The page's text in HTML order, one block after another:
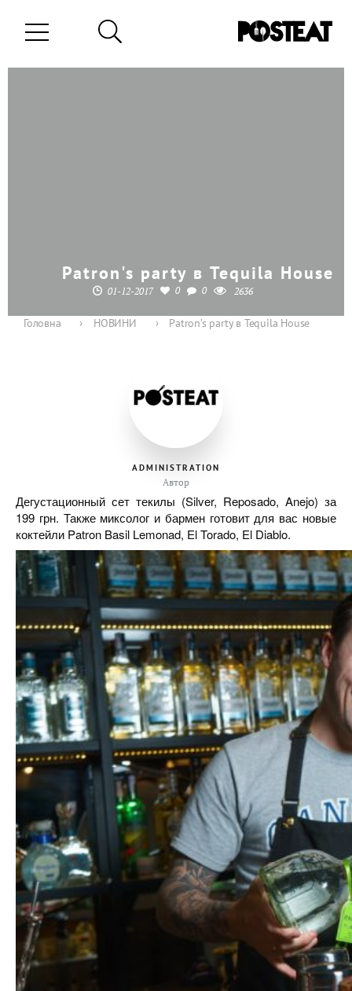
Patron's party в Tequila House
01-12-2017 0 0 2636
Головна › НОВИНИ › Patron’s party в Tequila House
ADMINISTRATION
Автор
Дегустационный сет текилы (Silver, Reposado, Anejo) за
199 грн. Также миксолог и бармен готовит для вас новые
коктейли Patron Basil Lemonad, El Torado, El Diablo.